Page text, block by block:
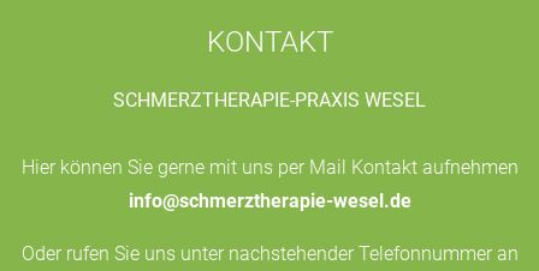
KONTAKT
SCHMERZTHERAPIE-PRAXIS WESEL
Hier können Sie gerne mit uns per Mail Kontakt aufnehmen
info@schmerztherapie-wesel.de
Oder rufen Sie uns unter nachstehender Telefonnummer an